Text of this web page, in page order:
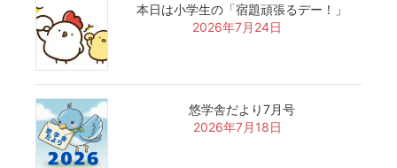
本日は小学生の「宿題頑張るデー！」
2026年7月24日
悠学舎だより7月号
2026年7月18日